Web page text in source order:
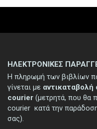
ΗΛΕΚΤΡΟΝΙΚΕΣ
Η πληρωμή των βιβλίων
γίνεται με αντικαταβολή
courier (μετρητά, που θα
courier κατά την
σας).